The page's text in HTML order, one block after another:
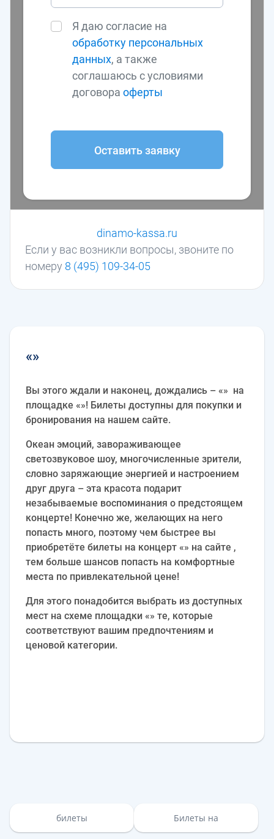
Я даю согласие на
обработку персональных
данных, а также
соглашаюсь с условиями
договораоферты
Оставить заявку
Если у вас возникли вопросы, звоните по
номеру 8 (495) 109-34-05
dinamo-kassa.ru
«»
Вы этого ждали и наконец, дождались – «» на
площадке «»! Билеты доступны для покупки и
бронирования на нашем сайте.
Океан эмоций, завораживающее
светозвуковое шоу, многочисленные зрители,
словно заряжающие энергией и настроением
друг друга – эта красота подарит
незабываемые воспоминания о предстоящем
концерте! Конечно же, желающих на него
попасть много, поэтому чем быстрее вы
приобретёте билеты на концерт «» на сайте ,
тем больше шансов попасть на комфортные
места по привлекательной цене!
Для этого понадобится выбрать из доступных
мест на схеме площадки «» те, которые
соответствуют вашим предпочтениям и
ценовой категории.
билеты Билеты на